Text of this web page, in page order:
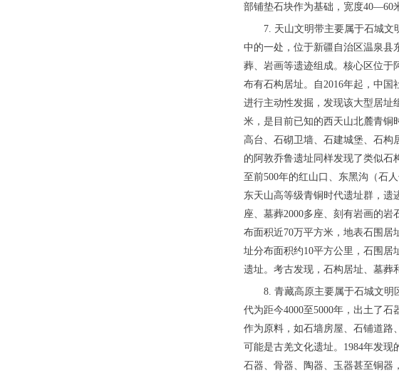
部铺垫石块作为基础，宽度40—60
7. 天山文明带主要属于石城
中的一处，位于新疆自治区温泉县
葬、岩画等遗迹组成。核心区位于
布有石构居址。自2016年起，中
进行主动性发掘，发现该大型居址
米，是目前已知的西天山北麓青铜
高台、石砌卫墙、石建城堡、石构
的阿敦乔鲁遗址同样发现了类似石
至前500年的红山口、东黑沟（石
东天山高等级青铜时代遗址群，遗
座、墓葬2000多座、刻有岩画的
布面积近70万平方米，地表石围居
址分布面积约10平方公里，石围居
遗址。考古发现，石构居址、墓葬
8. 青藏高原主要属于石城文明
代为距今4000至5000年，出土了
作为原料，如石墙房屋、石铺道路
可能是古羌文化遗址。1984年发现
石器、骨器、陶器、玉器甚至铜器